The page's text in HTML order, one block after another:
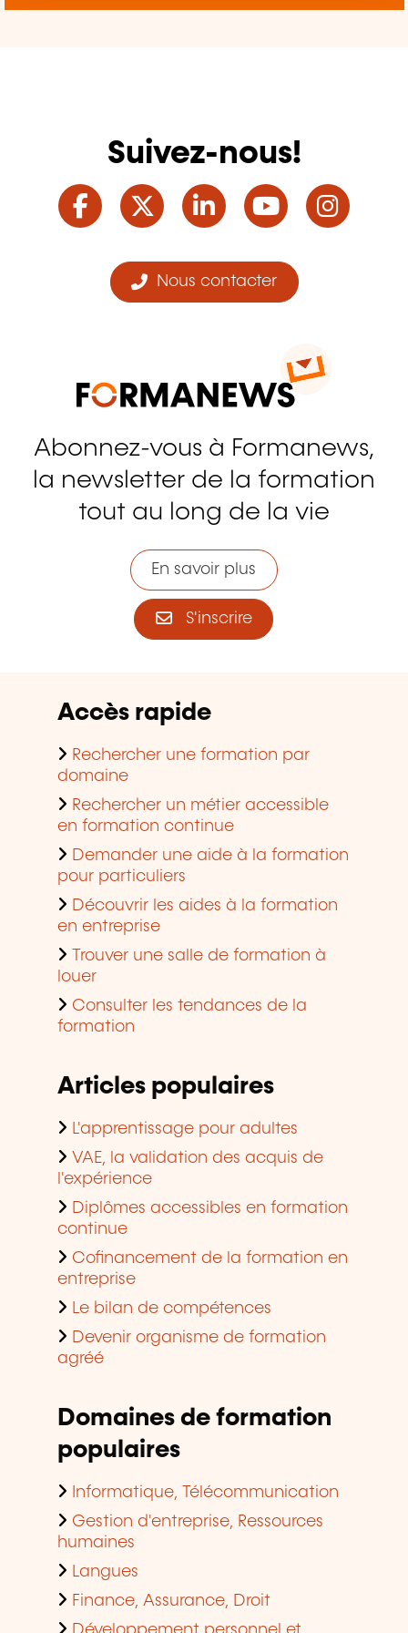
Suivez-nous!
Facebook
TwitterLinkedInYouTube
Nous contacter
Abonnez-vous à Formanews,
la newsletter de la formation
tout au long de la vie
En savoir plus
S'inscrire
Accès rapide
Rechercher une formation par
domaine
Rechercher un métier accessible
en formation continue
Demander une aide à la formation
pour particuliers
Découvrir les aides à la formation
en entreprise
Trouver une salle de formation à
louer
Consulter les tendances de la
formation
Articles populaires
L'apprentissage pour adultes
VAE, la validation des acquis de
l'expérience
Diplômes accessibles en formation
continue
Cofinancement de la formation en
entreprise
Le bilan de compétences
Devenir organisme de formation
agréé
Domaines de formation
populaires
Informatique, Télécommunication
Gestion d'entreprise, Ressources
humaines
Langues
Finance, Assurance, Droit